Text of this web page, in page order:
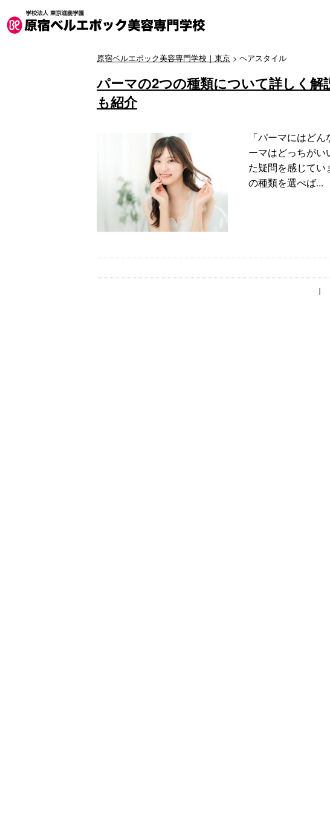
原宿ベルエポック美容専門学校｜東京 > ヘアスタイル
パーマの2つの種類について詳しく
も紹介
「パーマにはど
ーマはどっちがい
た疑問を感じて
の種類を選べば...
｜